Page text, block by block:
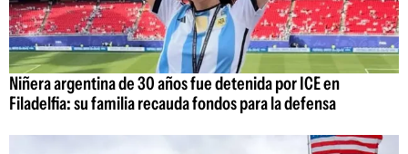
Niñera argentina de 30 años fue detenida por ICE en
Filadelfia: su familia recauda fondos para la defensa